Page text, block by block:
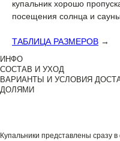
купальник хорошо
посещения солнца и сауны.
ТАБЛИЦА РАЗМЕРОВ →
ИНФО
СОСТАВ И УХОД
ВАРИАНТЫ И УСЛОВИЯ
ДОЛЯМИ
Купальники представлены сразу